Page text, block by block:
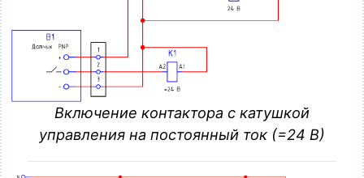
Включение контактора с катушкой
управления на постоянный ток (=24 В)